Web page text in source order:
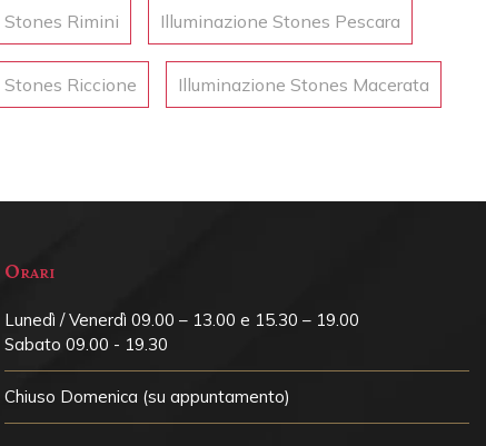
Rimini Illuminazione Stones Pescara
Riccione Illuminazione Stones Macerata
Orari
Lunedì / Venerdì 09.00 – 13.00 e 15.30 – 19.00
Sabato 09.00 - 19.30
Chiuso Domenica (su appuntamento)